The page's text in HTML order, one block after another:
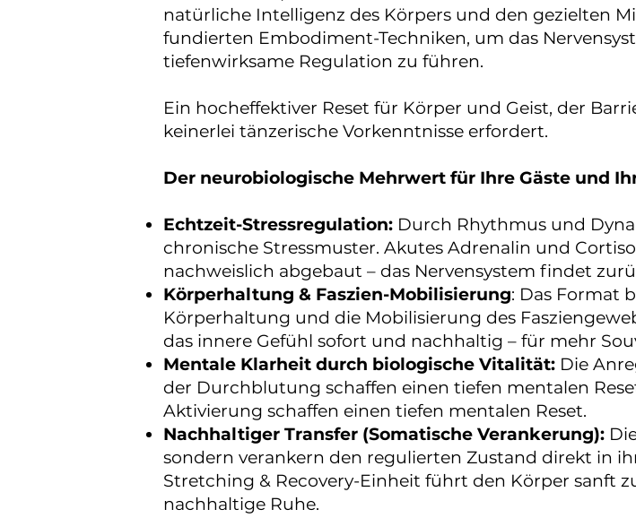
natürliche Intelligenz des Körpers und den gezielten
fundierten Embodiment-Techniken, um das
tiefenwirksame Regulation zu führen.
Ein hocheffektiver Reset für Körper und Geist, der
keinerlei tänzerische Vorkenntnisse erfordert.
Der neurobiologische Mehrwert für Ihre Gäste und
Echtzeit-Stressregulation: Durch Rhythmus und
chronische Stressmuster. Akutes Adrenalin und
nachweislich abgebaut – das Nervensystem findet
Körperhaltung & Faszien-Mobilisierung: Das Format
Körperhaltung und die Mobilisierung des
das innere Gefühl sofort und nachhaltig – für mehr
Mentale Klarheit durch biologische Vitalität: Die
der Durchblutung schaffen einen tiefen mentalen
Aktivierung schaffen einen tiefen mentalen Reset.
Nachhaltiger Transfer (Somatische Verankerung):
sondern verankern den regulierten Zustand direkt in
Stretching & Recovery-Einheit führt den Körper sanft
nachhaltige Ruhe.